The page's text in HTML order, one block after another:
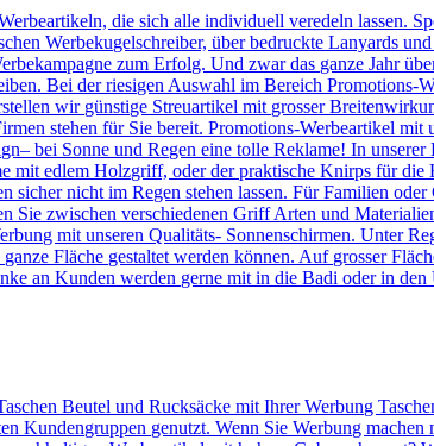
die sich alle individuell veredeln lassen.
Werbekugelschreiber, über bedruckte Lanyards
zum Erfolg. Und zwar das ganze Jahr
Bei der riesigen Auswahl im Bereich Promotions-
wir günstige Streuartikel mit grosser
stehen für Sie bereit. Promotions-Werbeartikel
bei Sonne und Regen eine tolle Reklame! In
mit edlem Holzgriff, oder der praktische Knirps für
sicher nicht im Regen stehen lassen. Für Familien
Sie zwischen verschiedenen Griff Arten und
mit unseren Qualitäts- Sonnenschirmen. Unter
Fläche gestaltet werden können. Auf grosser
an Kunden werden gerne mit in die Badi oder in
Beutel und Rucksäcke mit Ihrer Werbung
Kundengruppen genutzt. Wenn Sie Werbung